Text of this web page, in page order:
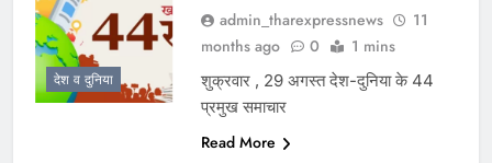
देश व दुनिया
admin_tharexpressnews
11
months ago
0 1 mins
शुक्रवार , 29 अगस्त देश-दुनिया के 44
प्रमुख समाचार
Read More